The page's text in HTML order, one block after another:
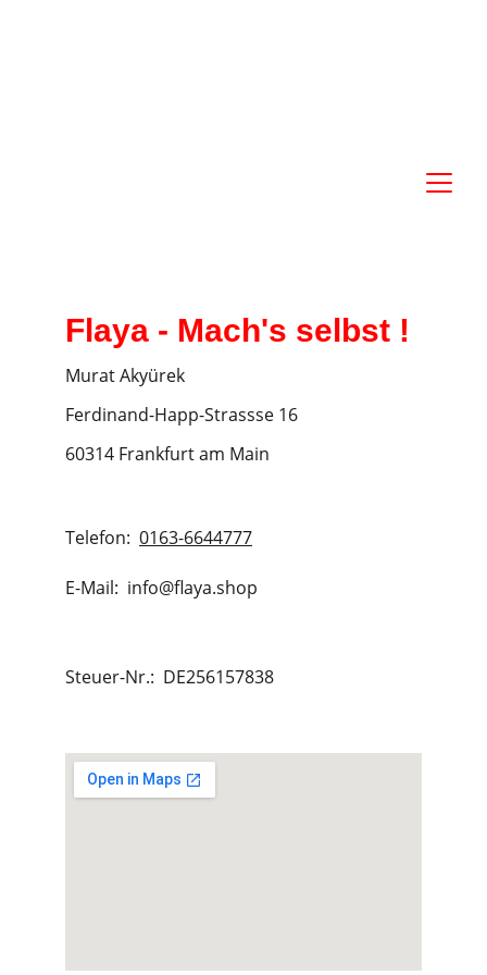
Flaya - Mach's selbst !
Murat Akyürek
Ferdinand-Happ-Strassse 16
60314 Frankfurt am Main
Telefon: 0163-6644777
E-Mail:  info@flaya.shop
Steuer-Nr.:  DE256157838